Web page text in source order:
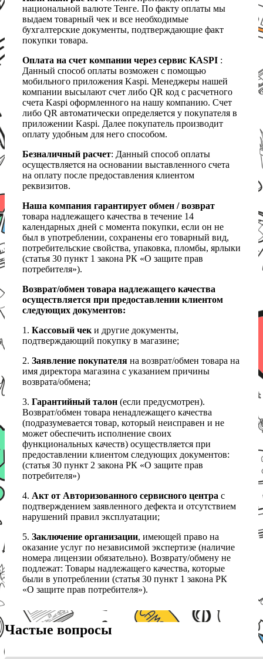
национальной валюте Тенге. По факту оплаты мы
выдаем товарный чек и все необходимые
бухгалтерские документы, подтверждающие факт
покупки товара.
Оплата на счет компании через сервис KASPI :
Данный способ оплаты возможен с помощью
мобильного приложения Kaspi. Менеджеры нашей
компании высылают счет либо QR код с расчетного
счета Kaspi оформленного на нашу компанию. Счет
либо QR автоматически определяется у покупателя в
приложении Kaspi. Далее покупатель производит
оплату удобным для него способом.
Безналичный расчет: Данный способ оплаты
осуществляется на основании выставленного счета
на оплату после предоставления клиентом
реквизитов.
Наша компания гарантирует обмен / возврат
товара надлежащего качества в течение 14
календарных дней с момента покупки, если он не
был в употреблении, сохранены его товарный вид,
потребительские свойства, упаковка, пломбы, ярлыки
(статья 30 пункт 1 закона РК «О защите прав
потребителя»).
Возврат/обмен товара надлежащего качества
осуществляется при предоставлении клиентом
следующих документов:
1. Кассовый чек и другие документы,
подтверждающий покупку в магазине;
2. Заявление покупателя на возврат/обмен товара на
имя директора магазина с указанием причины
возврата/обмена;
3. Гарантийный талон (если предусмотрен).
Возврат/обмен товара ненадлежащего качества
(подразумевается товар, который неисправен и не
может обеспечить исполнение своих
функциональных качеств) осуществляется при
предоставлении клиентом следующих документов:
(статья 30 пункт 2 закона РК «О защите прав
потребителя»)
4. Акт от Авторизованного сервисного центра с
подтверждением заявленного дефекта и отсутствием
нарушений правил эксплуатации;
5. Заключение организации, имеющей право на
оказание услуг по независимой экспертизе (наличие
номера лицензии обязательно). Возврату/обмену не
подлежат: Товары надлежащего качества, которые
были в употреблении (статья 30 пункт 1 закона РК
«О защите прав потребителя»).
Частые вопросы